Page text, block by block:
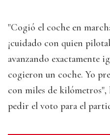
"Cogió el coche en
¡cuidado con quien
avanzando exactamente
cogieron un coche. Yo
con miles de kilómetros",
pedir el voto para el